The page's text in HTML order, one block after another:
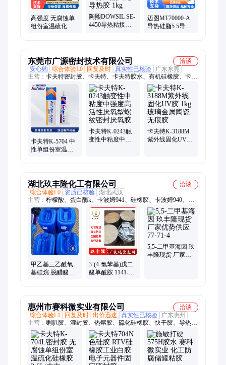
高强度 无腐蚀单
组份室温硫化硅
陶熙DOWSIL SE-
4450导热粘接胶
迈图MT70000-A
导热硅脂5.5导热
东莞市广源密封技术有限公司
洽谈
安心购
综合体验L0 回复及时 真实性已核验
广东东莞
主营： 卡夫特密封胶、卡夫特、卡夫特胶水、有机硅橡胶、卡夫
特硅胶、卡夫特厌氧胶、卡夫特无影胶、卡夫特瞬干胶、卡夫特
AB胶、卡夫特环氧胶、卡夫特黄胶
卡夫特K-5704 中
性单组份室温硫
卡夫特K-0243触
变性中粘度中强
卡夫特K-3188M
紫外线固化UV胶
湖北玖丰隆化工有限公司
洽谈
综合体验L0
资质已核验 湖北武汉
主营： 柠檬酸、蛋白酶k、卡波姆941、硅橡胶、卡波姆940、羟
乙基脲、邻香兰素、百里香酚、卡波姆1342、二甲苯青ff、异硫
氰酸胍、醋酸氯己定、醋酸洗必泰、甘草酸二钾、甘宝素、二苯
基二羟基硅烷
甲乙基三乙酰氧
基硅烷 脱醋酸型
3-(4-氯苯基)戊二
酸单酰胺 1141-23-
5,5-二甲基海因 玖
丰隆现货 厂家优
惠州市赛科微实业有限公司
洽谈
综合体验L1
回复及时 出价迅速 真实性已核验
广东惠州
主营： 喇叭胶、灌封胶、热熔胶、硫化硅橡胶、快干胶、导热凝
胶、陶瓷胶、卡夫特704、施敏打硬358ab胶、四氟防腐胶575H、
卡夫特胶水、硅宝胶水、正基胶水、密封胶